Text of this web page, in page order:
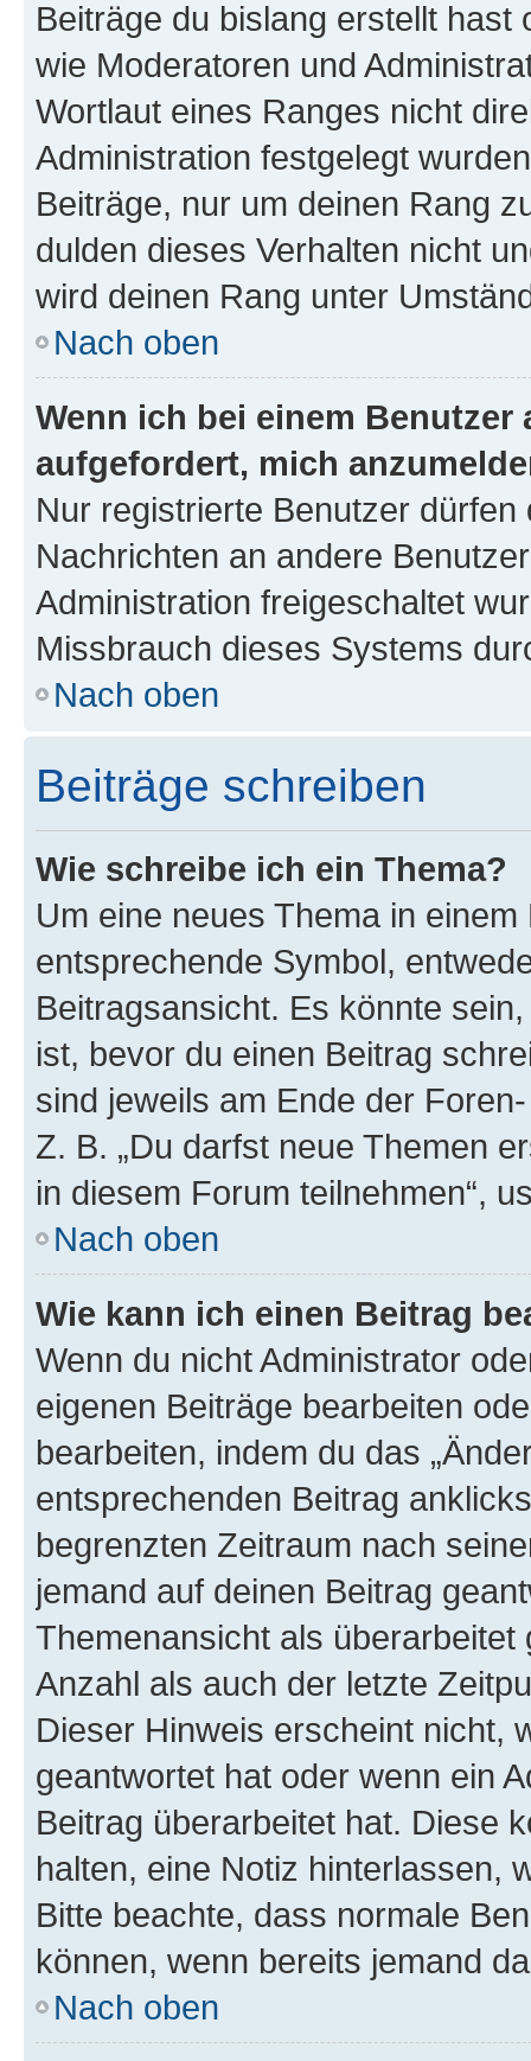
Beiträge du bislang erstellt
wie Moderatoren und
Wortlaut eines Ranges nicht
Administration festgelegt
Beiträge, nur um deinen Rang
dulden dieses Verhalten nicht
wird deinen Rang unter
Nach oben
Wenn ich bei einem
aufgefordert, mich
Nur registrierte Benutzer
Nachrichten an andere
Administration freigeschaltet
Missbrauch dieses Systems
Nach oben
Beiträge schreiben
Wie schreibe ich ein Thema?
Um eine neues Thema in
entsprechende Symbol,
Beitragsansicht. Es könnte
ist, bevor du einen Beitrag
sind jeweils am Ende der
Z. B. „Du darfst neue Themen
in diesem Forum teilnehmen“,
Nach oben
Wie kann ich einen Beitrag
Wenn du nicht Administrator
eigenen Beiträge bearbeiten
bearbeiten, indem du das
entsprechenden Beitrag
begrenzten Zeitraum nach
jemand auf deinen Beitrag
Themenansicht als
Anzahl als auch der letzte
Dieser Hinweis erscheint nicht,
geantwortet hat oder wenn ein
Beitrag überarbeitet hat. Diese
halten, eine Notiz hinterlassen,
Bitte beachte, dass normale
können, wenn bereits jemand
Nach oben